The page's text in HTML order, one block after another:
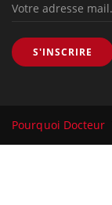
S'INSCRIRE
Pourquoi Docteur